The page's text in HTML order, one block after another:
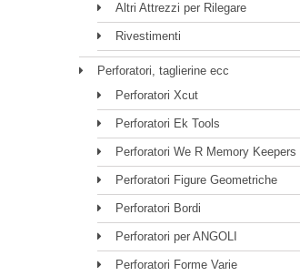
Altri Attrezzi per Rilegare
Rivestimenti
Perforatori, taglierine ecc
Perforatori Xcut
Perforatori Ek Tools
Perforatori We R Memory Keepers
Perforatori Figure Geometriche
Perforatori Bordi
Perforatori per ANGOLI
Perforatori Forme Varie